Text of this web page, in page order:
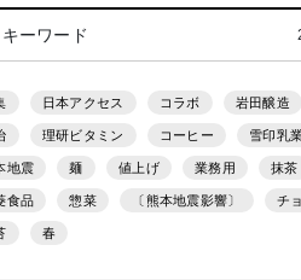
ーワード
日本アクセス コラボ 岩田醸造
理研ビタミン コーヒー 雪印乳
地震 麺 値上げ 業務用 抹茶
食品 惣菜 〔熊本地震影響〕 チ
春